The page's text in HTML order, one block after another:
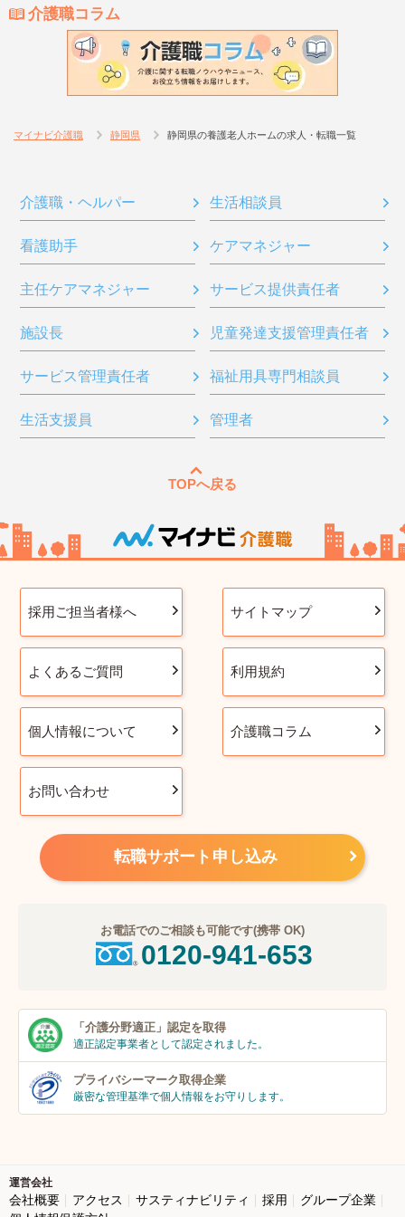
介護職コラム
マイナビ介護職 静岡県 静岡県の養護老人ホームの求人・転職一覧
介護職・ヘルパー 生活相談員
看護助手 ケアマネジャー
主任ケアマネジャー サービス提供責任者
施設長 児童発達支援管理責任者
サービス管理責任者 福祉用具専門相談員
生活支援員 管理者
TOPへ戻る
採用ご担当者様へ サイトマップ
よくあるご質問 利用規約
個人情報について 介護職コラム
お問い合わせ
転職サポート申し込み
お電話でのご相談も可能です(携帯 OK)
0120-941-653
「介護分野適正」 認定を取得
適正認定事業者として認定されました。
プライバシーマーク取得企業
厳密な管理基準で個人情報をお守りします。
運営会社
会社概要 アクセス サスティナビリティ 採用
グループ企業